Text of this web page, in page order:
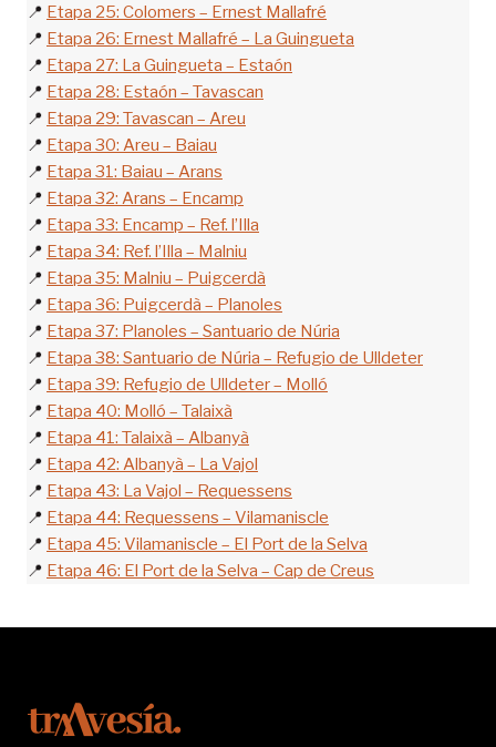
📍 Etapa 25: Colomers – Ernest Mallafré
📍 Etapa 26: Ernest Mallafré – La Guingueta
📍 Etapa 27: La Guingueta – Estaón
📍 Etapa 28: Estaón – Tavascan
📍 Etapa 29: Tavascan – Areu
📍 Etapa 30: Areu – Baiau
📍 Etapa 31: Baiau – Arans
📍 Etapa 32: Arans – Encamp
📍 Etapa 33: Encamp – Ref. l’Illa
📍 Etapa 34: Ref. l’Illa – Malniu
📍 Etapa 35: Malniu – Puigcerdà
📍 Etapa 36: Puigcerdà – Planoles
📍 Etapa 37: Planoles – Santuario de Núria
📍 Etapa 38: Santuario de Núria – Refugio de Ulldeter
📍 Etapa 39: Refugio de Ulldeter – Molló
📍 Etapa 40: Molló – Talaixà
📍 Etapa 41: Talaixà – Albanyà
📍 Etapa 42: Albanyà – La Vajol
📍 Etapa 43: La Vajol – Requessens
📍 Etapa 44: Requessens – Vilamaniscle
📍 Etapa 45: Vilamaniscle – El Port de la Selva
📍 Etapa 46: El Port de la Selva – Cap de Creus